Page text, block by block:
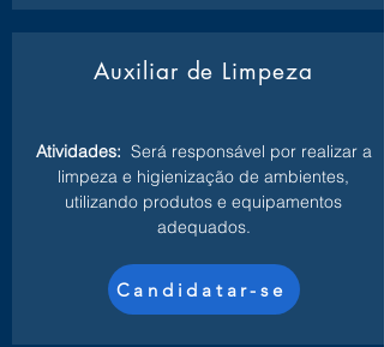
Auxiliar de Limpeza
Atividades: Será responsável por realizar a
limpeza e higienização de ambientes,
utilizando produtos e equipamentos
adequados.
Candidatar-se